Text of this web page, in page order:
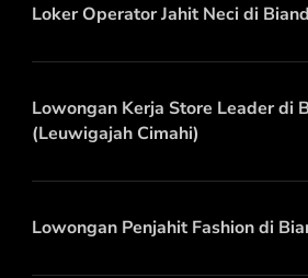
Loker Operator Jahit Neci di
Lowongan Kerja Store Leader di
(Leuwigajah Cimahi)
Lowongan Penjahit Fashion di